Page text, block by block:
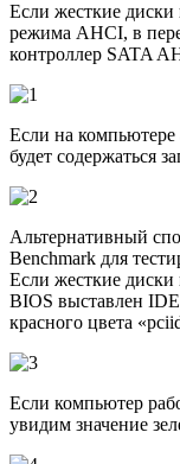
Если жесткие
режима AHCI, в
контроллер SATA
Если на
будет содержаться
Альтернативный
Benchmark для
Если жесткие
BIOS выставлен
красного цвета
Если компьютер
увидим значение